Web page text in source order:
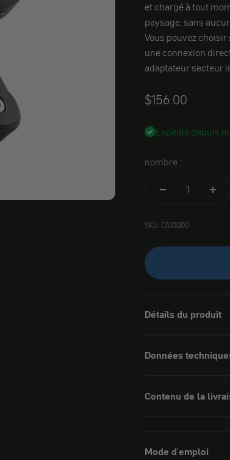
et chargé à tout
paysage, sans
Vous pouvez
une connexion
adaptateur secteur
Angebot
$156.00
Expédié depuis
nombre :
SKU: CA10000
Détails du produit
Données
Contenu de la
Mode d'emploi